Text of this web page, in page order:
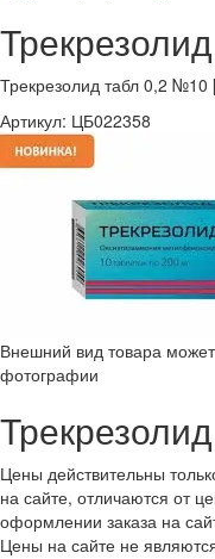
Трекрезолид табл 0,2
Артикул: ЦБ022358
Внешний вид товара
фотографии
Цены действительны
на сайте, отличаются от
оформлении заказа на
Цены на сайте не